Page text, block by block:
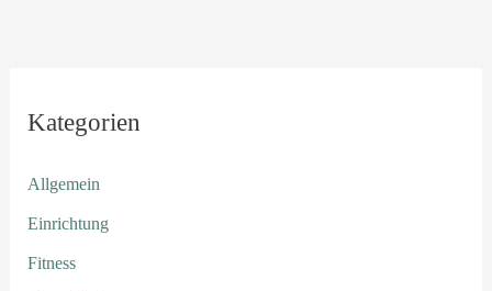
Kategorien
Allgemein
Einrichtung
Fitness